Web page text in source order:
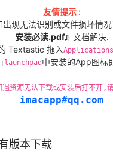
友情提示 :
出现无法识别或文件损坏情
安装必读.pdf』 文档解决.
Textastic 拖入Applications
launchpad 中安装的App图标
遇资源无法下载或安装后打不开,
imacapp#qq.com
版本下载